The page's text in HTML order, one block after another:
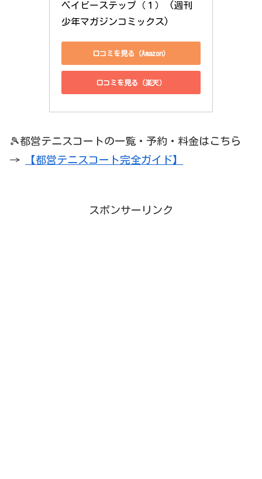
ベイビーステップ（１） (週刊
少年マガジンコミックス)
口コミを見る（Amazon）
口コミを見る（楽天）
🎾都営テニスコートの一覧・予約・料金はこちら
→
【都営テニスコート完全ガイド】
スポンサーリンク